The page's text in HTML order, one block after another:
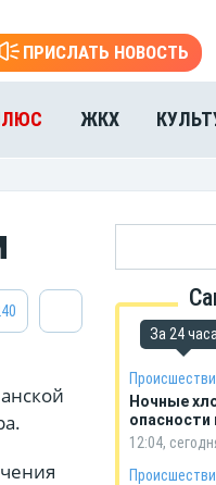
ПРИСЛАТЬ НОВОСТЬ
ЖКХ
За 24 часа
Ночные
опасности
12:04,